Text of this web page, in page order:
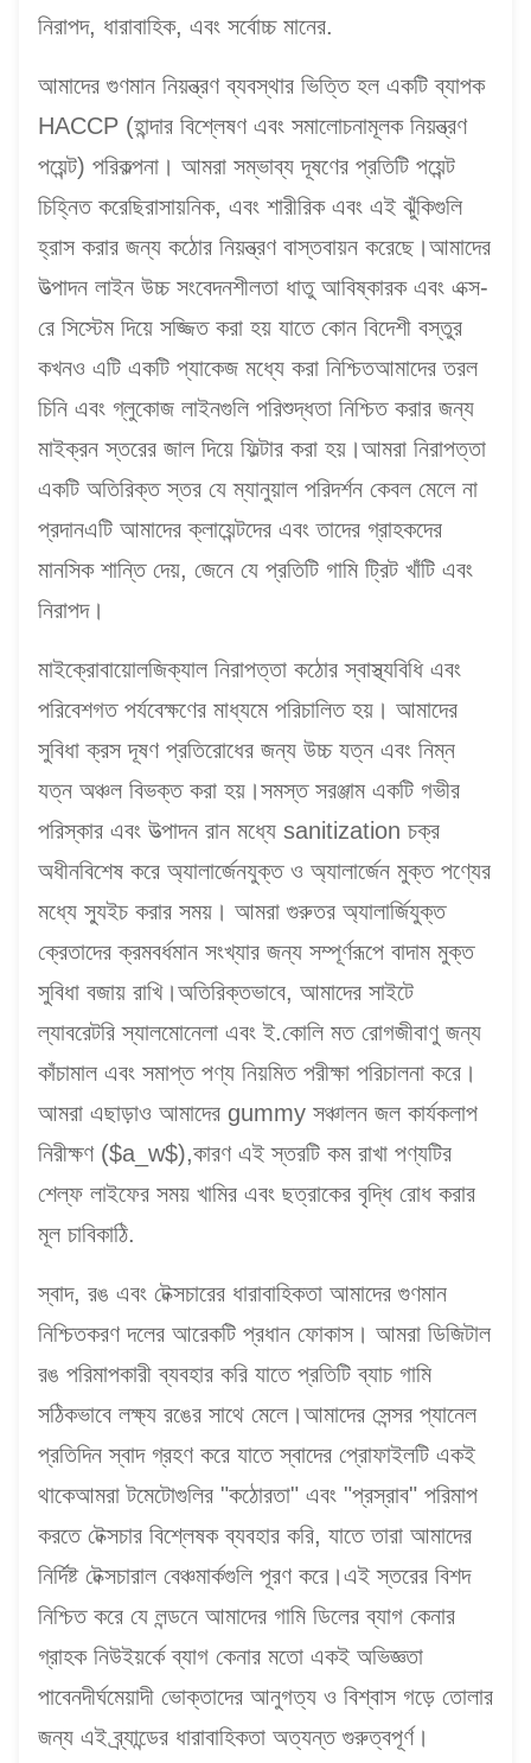
নিরাপদ, ধারাবাহিক, এবং সর্বোচ্চ মানের.
আমাদের গুণমান নিয়ন্ত্রণ ব্যবস্থার ভিত্তি হল একটি ব্যাপক
HACCP (হান্দার বিশ্লেষণ এবং সমালোচনামূলক নিয়ন্ত্রণ
পয়েন্ট) পরিকল্পনা। আমরা সম্ভাব্য দূষণের প্রতিটি পয়েন্ট
চিহ্নিত করেছিরাসায়নিক, এবং শারীরিক এবং এই ঝুঁকিগুলি
হ্রাস করার জন্য কঠোর নিয়ন্ত্রণ বাস্তবায়ন করেছে।আমাদের
উত্পাদন লাইন উচ্চ সংবেদনশীলতা ধাতু আবিষ্কারক এবং এক্স-
রে সিস্টেম দিয়ে সজ্জিত করা হয় যাতে কোন বিদেশী বস্তুর
কখনও এটি একটি প্যাকেজ মধ্যে করা নিশ্চিতআমাদের তরল
চিনি এবং গ্লুকোজ লাইনগুলি পরিশুদ্ধতা নিশ্চিত করার জন্য
মাইক্রন স্তরের জাল দিয়ে ফিল্টার করা হয়।আমরা নিরাপত্তা
একটি অতিরিক্ত স্তর যে ম্যানুয়াল পরিদর্শন কেবল মেলে না
প্রদানএটি আমাদের ক্লায়েন্টদের এবং তাদের গ্রাহকদের
মানসিক শান্তি দেয়, জেনে যে প্রতিটি গামি ট্রিট খাঁটি এবং
নিরাপদ।
মাইক্রোবায়োলজিক্যাল নিরাপত্তা কঠোর স্বাস্থ্যবিধি এবং
পরিবেশগত পর্যবেক্ষণের মাধ্যমে পরিচালিত হয়। আমাদের
সুবিধা ক্রস দূষণ প্রতিরোধের জন্য উচ্চ যত্ন এবং নিম্ন
যত্ন অঞ্চল বিভক্ত করা হয়।সমস্ত সরঞ্জাম একটি গভীর
পরিস্কার এবং উত্পাদন রান মধ্যে sanitization চক্র
অধীনবিশেষ করে অ্যালার্জেনযুক্ত ও অ্যালার্জেন মুক্ত পণ্যের
মধ্যে স্যুইচ করার সময়। আমরা গুরুতর অ্যালার্জিযুক্ত
ক্রেতাদের ক্রমবর্ধমান সংখ্যার জন্য সম্পূর্ণরূপে বাদাম মুক্ত
সুবিধা বজায় রাখি।অতিরিক্তভাবে, আমাদের সাইটে
ল্যাবরেটরি স্যালমোনেলা এবং ই.কোলি মত রোগজীবাণু জন্য
কাঁচামাল এবং সমাপ্ত পণ্য নিয়মিত পরীক্ষা পরিচালনা করে।
আমরা এছাড়াও আমাদের gummy সঞ্চালন জল কার্যকলাপ
নিরীক্ষণ ($a_w$),কারণ এই স্তরটি কম রাখা পণ্যটির
শেল্ফ লাইফের সময় খামির এবং ছত্রাকের বৃদ্ধি রোধ করার
মূল চাবিকাঠি.
স্বাদ, রঙ এবং টেক্সচারের ধারাবাহিকতা আমাদের গুণমান
নিশ্চিতকরণ দলের আরেকটি প্রধান ফোকাস। আমরা ডিজিটাল
রঙ পরিমাপকারী ব্যবহার করি যাতে প্রতিটি ব্যাচ গামি
সঠিকভাবে লক্ষ্য রঙের সাথে মেলে।আমাদের সেন্সর প্যানেল
প্রতিদিন স্বাদ গ্রহণ করে যাতে স্বাদের প্রোফাইলটি একই
থাকেআমরা টমেটোগুলির "কঠোরতা" এবং "প্রস্রাব" পরিমাপ
করতে টেক্সচার বিশ্লেষক ব্যবহার করি, যাতে তারা আমাদের
নির্দিষ্ট টেক্সচারাল বেঞ্চমার্কগুলি পূরণ করে।এই স্তরের বিশদ
নিশ্চিত করে যে লন্ডনে আমাদের গামি ডিলের ব্যাগ কেনার
গ্রাহক নিউইয়র্কে ব্যাগ কেনার মতো একই অভিজ্ঞতা
পাবেনদীর্ঘমেয়াদী ভোক্তাদের আনুগত্য ও বিশ্বাস গড়ে তোলার
জন্য এই ব্র্যান্ডের ধারাবাহিকতা অত্যন্ত গুরুত্বপূর্ণ।